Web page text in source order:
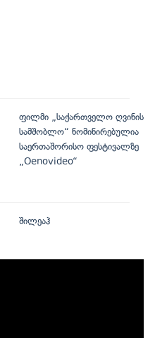
ფილმი „საქართველო ღვინის
სამშობლო“ ნომინირებულია
საერთაშორისო ფესტივალზე
„Oenovideo“
შილეაჰ